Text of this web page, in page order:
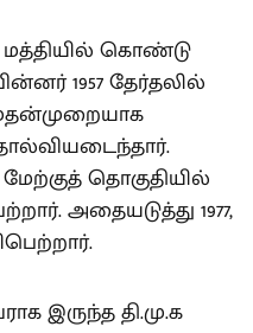
மத்தியில் கொண்டு
1957 தேர்தலில்
தொகுதியில்
அதையடுத்து 1977,
இருந்த தி.மு.க